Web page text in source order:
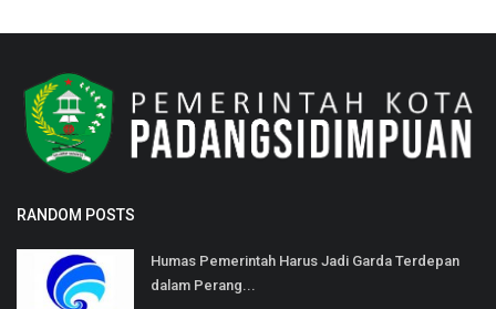
RANDOM POSTS
Humas Pemerintah Harus Jadi Garda Terdepan
dalam Perang...